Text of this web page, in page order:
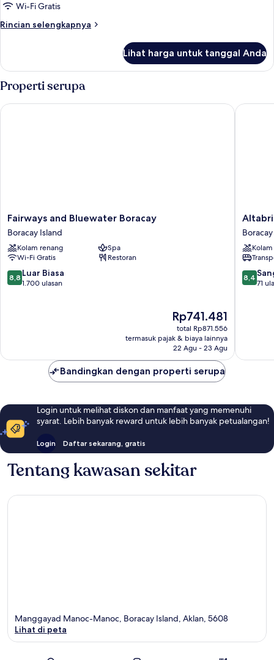
Wi-Fi Gratis
Rincian selengkapnya
Rincian
Kamar
Lihat harga untuk tanggal Anda
Properti serupa
Fairways
and
Bluewater
Boracay
Boracay
Island
Fairways and Bluewater Boracay
Boracay Island
Kolam renang
Spa
Wi-Fi Gratis
Restoran
8.8
dari
8,8 Luar Biasa
1.700 ulasan
Harga
sekarang
Rp741.481
Rp741.481
total Rp871.556
termasuk pajak & biaya lainnya
22 Agu - 23 Agu
Fairways and Bluewater Boracay
Altabriza
Resort
Boracay
Boracay
Island
8.4
dari
8,4
71
Bandingkan dengan properti serupa
Login untuk melihat diskon dan manfaat yang memenuhi
syarat. Lebih banyak reward untuk lebih banyak petualangan!
Login Daftar sekarang, gratis
Tentang kawasan sekitar
Manggayad Manoc-Manoc, Boracay Island, Aklan, 5608
Lihat di peta